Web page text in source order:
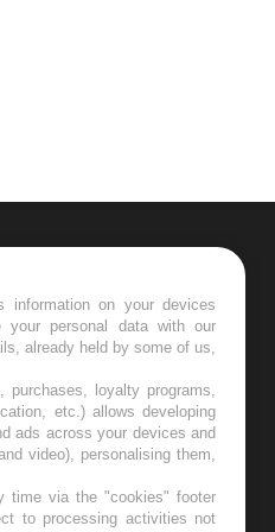
on your devices
personal data with our
already held by some of us,
purchases, loyalty programs,
etc.) allows developing
ads across your devices and
video), personalising them,
time via the "cookies" footer
to processing activities not